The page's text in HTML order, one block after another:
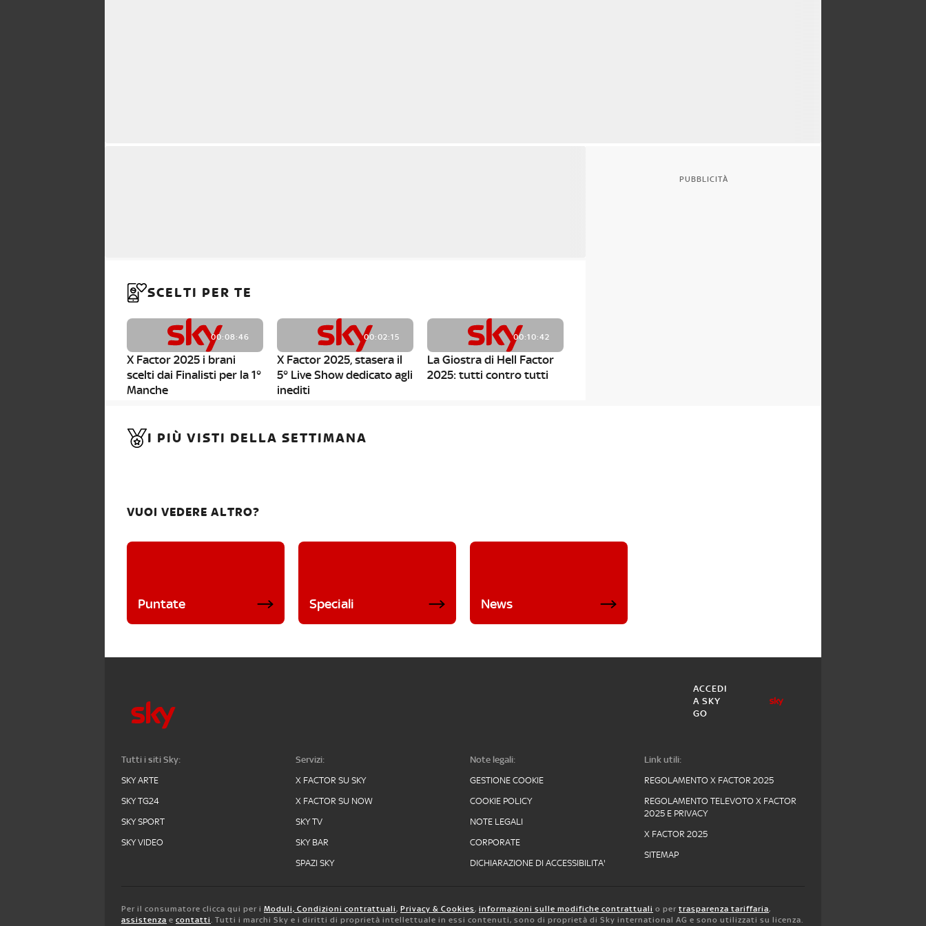
SCELTI PER TE
00:08:46
X Factor 2025 i brani
scelti dai Finalisti per la 1°
Manche
00:02:15
X Factor 2025, stasera il
5° Live Show dedicato agli
inediti
00:10:42
La Giostra di Hell Factor
2025: tutti contro tutti
PUBBLICITÀ
I PIÙ VISTI DELLA SETTIMANA
VUOI VEDERE ALTRO?
Puntate Speciali News
ACCEDI
A SKY
GO
Tutti i siti Sky:
SKY ARTE
SKY TG24
SKY SPORT
SKY VIDEO
Servizi:
X FACTOR SU SKY
X FACTOR SU NOW
SKY TV
SKY BAR
SPAZI SKY
Note legali:
GESTIONE COOKIE
COOKIE POLICY
NOTE LEGALI
CORPORATE
DICHIARAZIONE DI ACCESSIBILITA'
Link utili:
REGOLAMENTO X FACTOR 2025
REGOLAMENTO TELEVOTO X FACTOR
2025 E PRIVACY
X FACTOR 2025
SITEMAP
Per il consumatore clicca qui per i Moduli, Condizioni contrattuali, Privacy & Cookies, informazioni sulle modifiche contrattuali o per trasparenza tariffaria,
assistenza e contatti. Tutti i marchi Sky e i diritti di proprietà intellettuale in essi contenuti, sono di proprietà di Sky international AG e sono utilizzati su licenza.